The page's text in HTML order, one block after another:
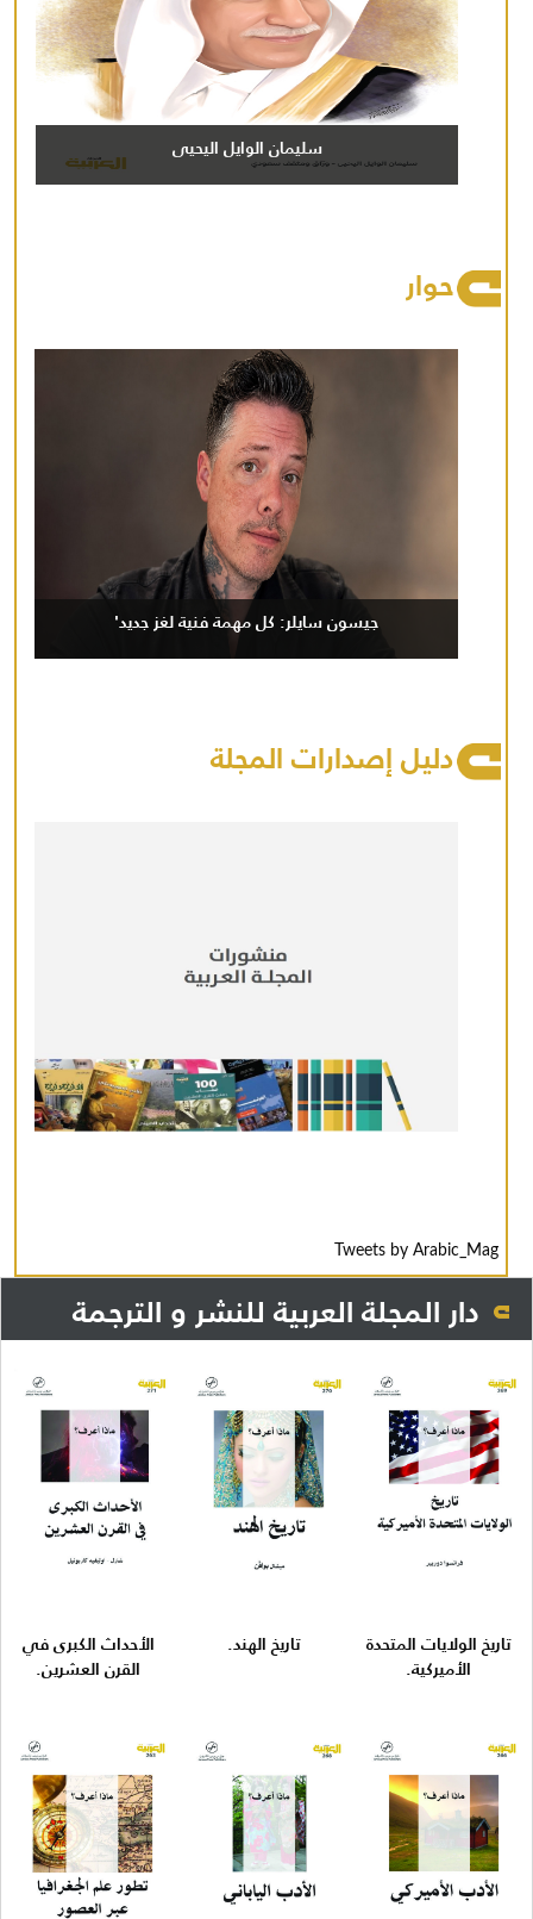
سليمان الوايل اليحيى
حوار
جيسون سايلر: كل مهمة فنية لغز جديد'
دليل إصدارات المجلة
Tweets by Arabic_Mag
دار المجلة العربية للنشر و الترجمة
تاريخ الولايات المتحدة
الأميركية.
تاريخ الهند.
الأحداث الكبرى في
القرن العشرين.